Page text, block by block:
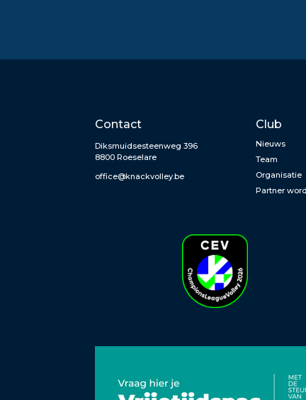
Contact
Diksmuidsesteenweg 396
8800 Roeselare
office@knackvolley.be
Club
Nieuws
Team
Organisatie
Partner